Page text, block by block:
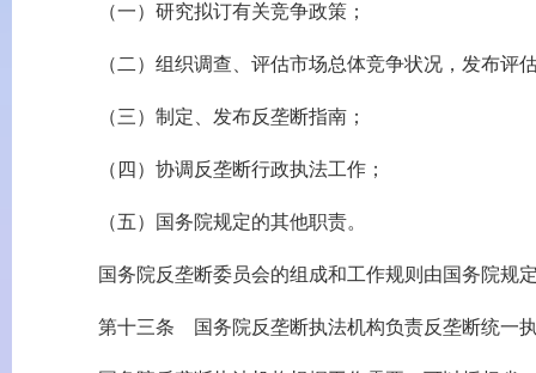
（一）研究拟订有关竞争政策；
（二）组织调查、评估市场总体竞争状况，发布评
（三）制定、发布反垄断指南；
（四）协调反垄断行政执法工作；
（五）国务院规定的其他职责。
国务院反垄断委员会的组成和工作规则由国务院规
第十三条 国务院反垄断执法机构负责反垄断统一